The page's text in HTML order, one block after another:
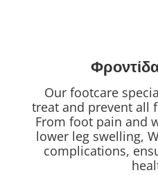
Our footcare
treat and prevent all
From foot pain and
lower leg swelling,
complications,